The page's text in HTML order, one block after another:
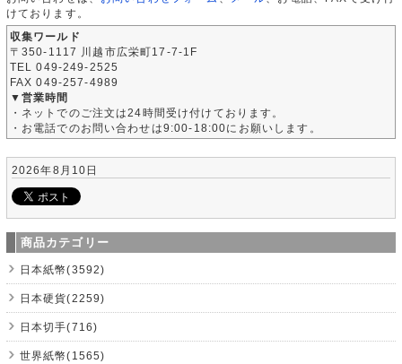
けております。
収集ワールド
〒350-1117 川越市広栄町17-7-1F
TEL 049-249-2525
FAX 049-257-4989
▼営業時間
・ネットでのご注文は24時間受け付けております。
・お電話でのお問い合わせは9:00-18:00にお願いします。
2026年8月10日
商品カテゴリー
日本紙幣(3592)
日本硬貨(2259)
日本切手(716)
世界紙幣(1565)